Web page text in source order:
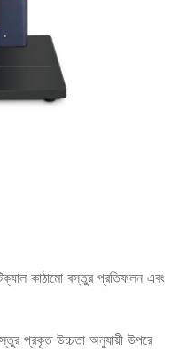
কাঠামো বস্তুর প্রতিফলন এবং
প্রকৃত উচ্চতা অনুযায়ী উপরে